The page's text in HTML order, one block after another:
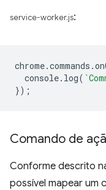
service-worker.js:
chrome.commands .
console. log(
});
Comando de
Conforme descrito
possível mapear um